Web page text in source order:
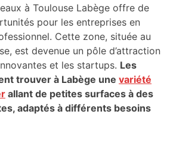
à Toulouse Labège offre de
pour les entreprises en
Cette zone, située au
est devenue un pôle d’attraction
et les startups. Les
trouver à Labège une variété
allant de petites surfaces à des
adaptés à différents besoins